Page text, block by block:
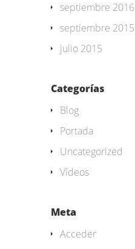
septiembre 2016
septiembre 2015
julio 2015
Categorías
Blog
Portada
Uncategorized
Vídeos
Meta
Acceder